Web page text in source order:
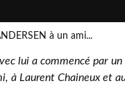
à un ami...
lui a commencé par
à Laurent Chaineux et